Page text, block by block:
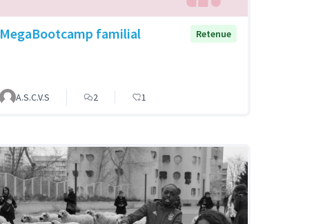
MegaBootcamp familial Retenue
A.S.C.V.S 2 1